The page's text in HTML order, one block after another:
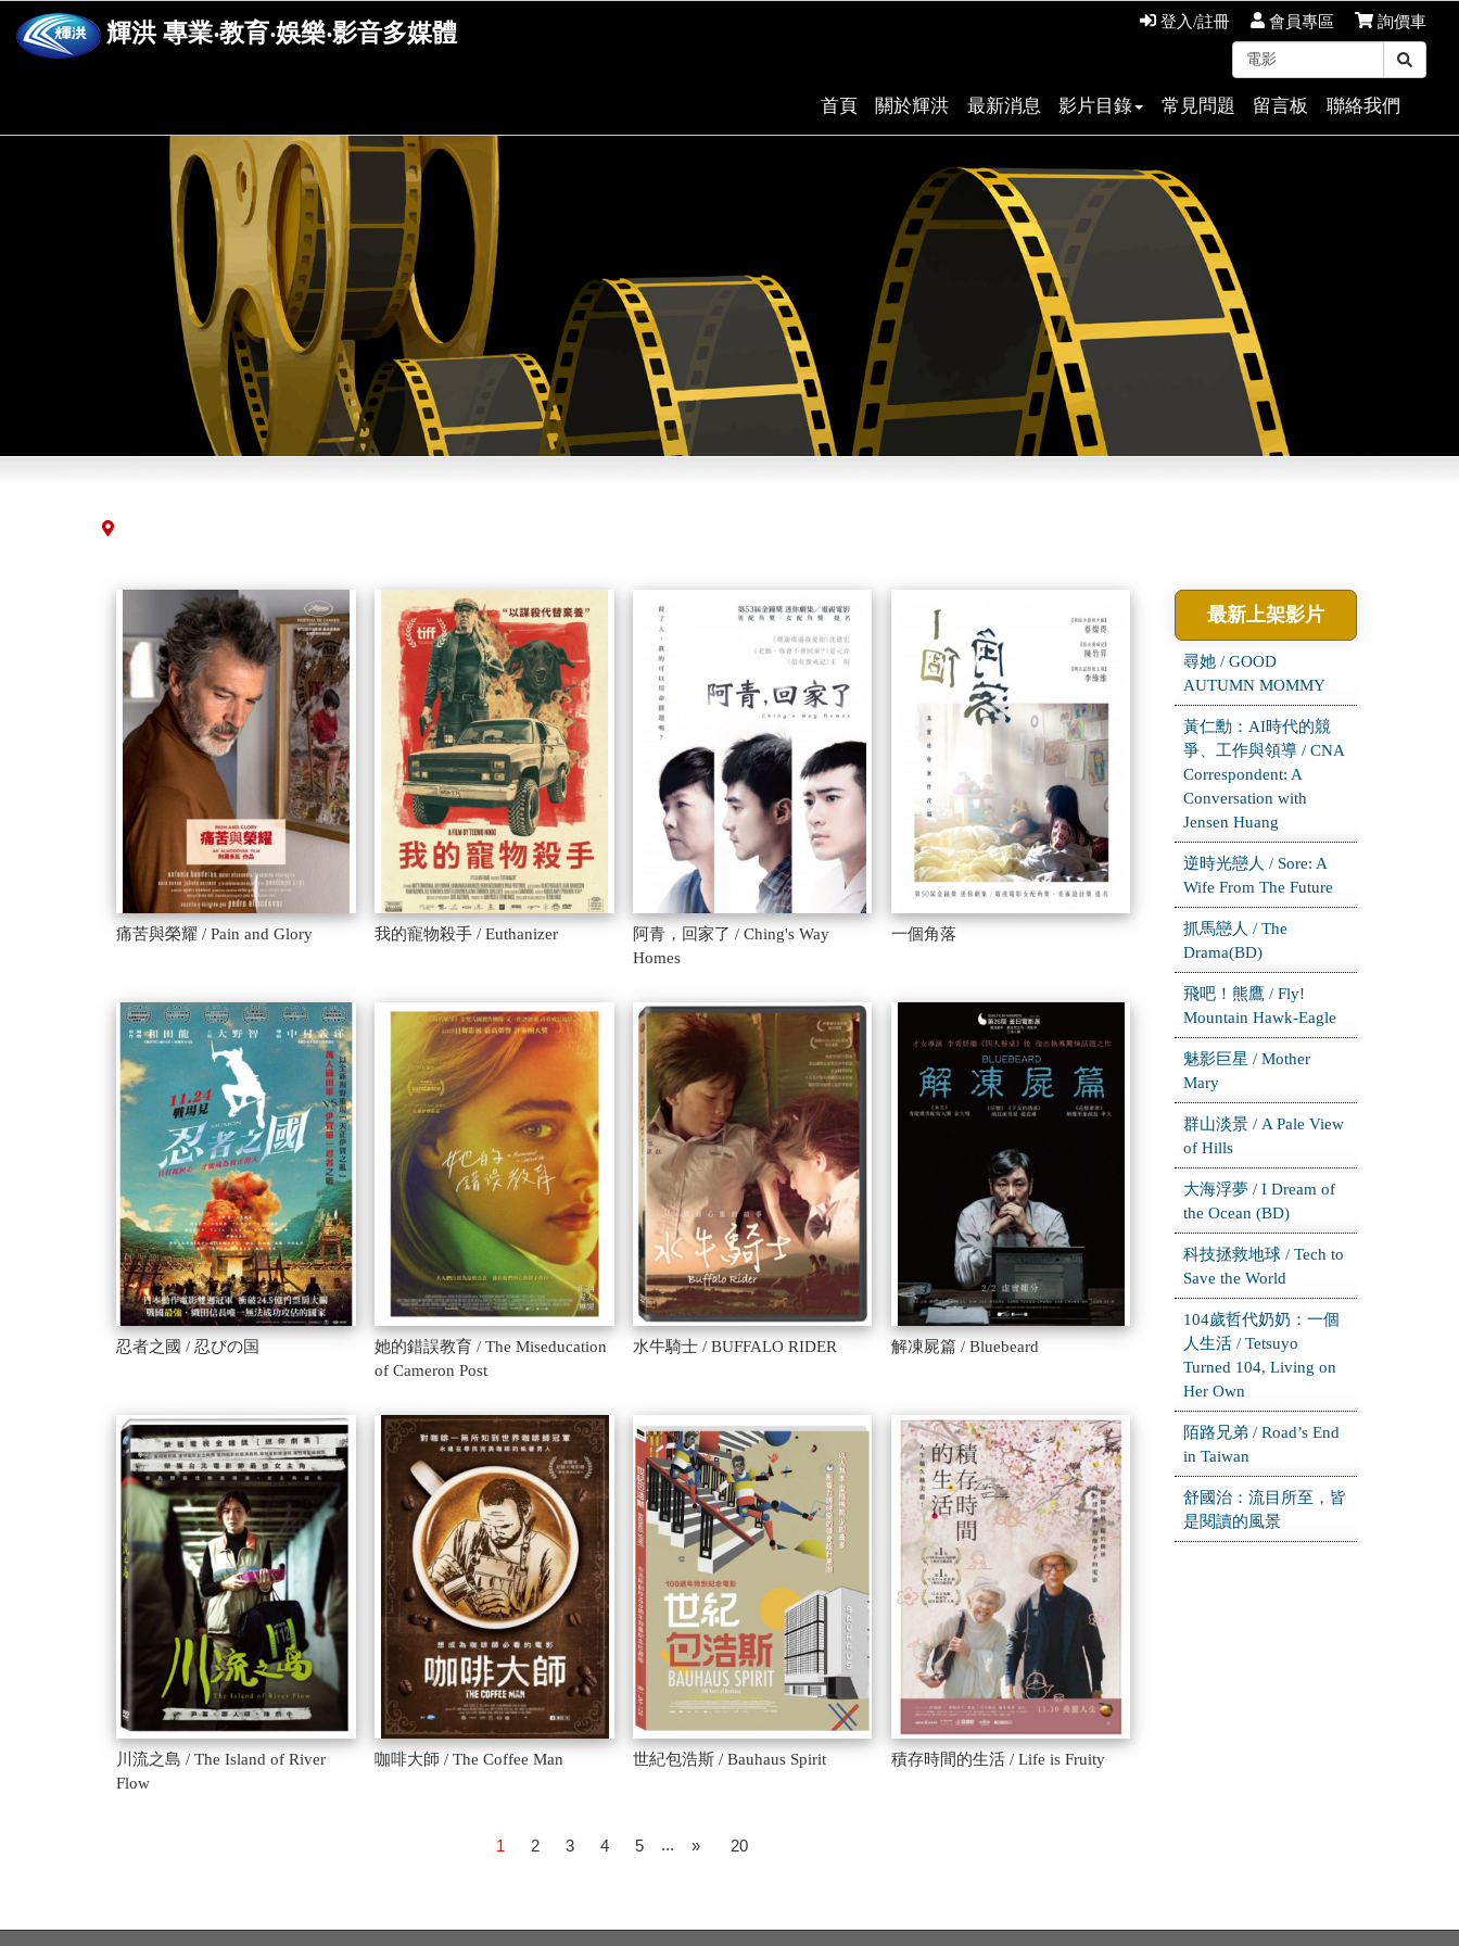
輝洪 專業‧教育‧娛樂‧影音多媒體 登入/註冊 會員專區 詢價車
首頁 關於輝洪 最新消息 影片目錄 常見問題 留言板 聯絡我們
痛苦與榮耀 / Pain and Glory 我的寵物殺手 / Euthanizer
阿青，回家了 / Ching's Way
Homes
一個角落
忍者之國 / 忍びの国
她的錯誤教育 / The Miseducation
of Cameron Post
水牛騎士 / BUFFALO RIDER 解凍屍篇 / Bluebeard
川流之島 / The Island of River
Flow
咖啡大師 / The Coffee Man 世紀包浩斯 / Bauhaus Spirit 積存時間的生活 / Life is Fruity
1 2 3 4 5 ... » 20
最新上架影片
尋她 / GOOD
AUTUMN MOMMY
黃仁勳：AI時代的競
爭、工作與領導 / CNA
Correspondent: A
Conversation with
Jensen Huang
逆時光戀人 / Sore: A
Wife From The Future
抓馬戀人 / The
Drama(BD)
飛吧！熊鷹 / Fly!
Mountain Hawk-Eagle
魅影巨星 / Mother
Mary
群山淡景 / A Pale View
of Hills
大海浮夢 / I Dream of
the Ocean (BD)
科技拯救地球 / Tech to
Save the World
104歲哲代奶奶：一個
人生活 / Tetsuyo
Turned 104, Living on
Her Own
陌路兄弟 / Road’s End
in Taiwan
舒國治：流目所至，皆
是閱讀的風景